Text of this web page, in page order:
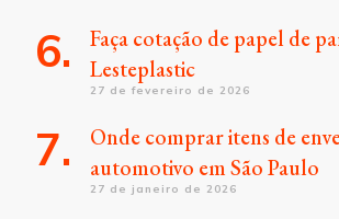
Faça cotação de papel de
Lesteplastic
27 de fevereiro de 2026
Onde comprar itens de
automotivo em São Paulo
27 de janeiro de 2026